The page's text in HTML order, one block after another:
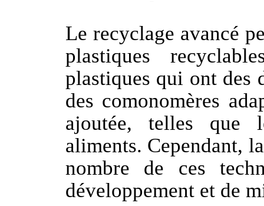
Le recyclage avancé
plastiques
plastiques qui ont des
des comonomères
ajoutée, telles que
aliments. Cependant,
nombre de ces
développement et de